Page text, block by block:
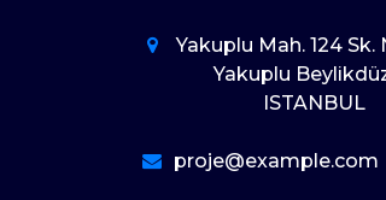
Yakuplu Mah. 124 Sk.
Yakuplu
ISTANBUL
proje@example.com